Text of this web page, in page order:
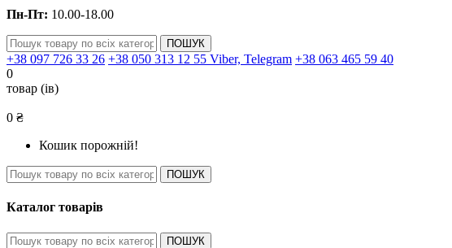
Пн-Пт: 10.00-18.00
ПОШУК
+38 097 726 33 26 +38 050 313 12 55 Viber, Telegram +38 063 465 59 40
0
товар (iв)
0 ₴
Кошик порожній!
ПОШУК
Каталог товарів
ПОШУК